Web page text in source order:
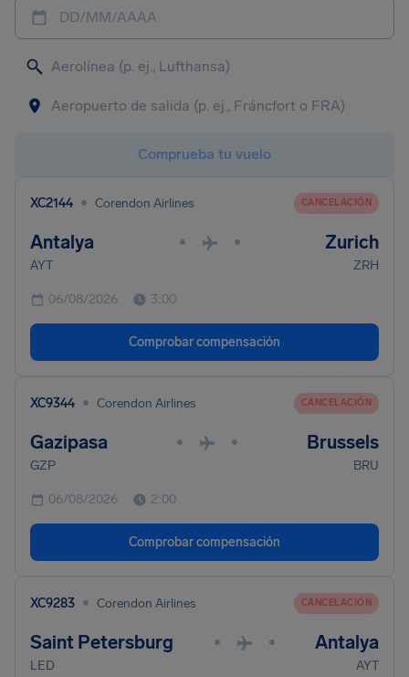
DD/MM/AAAA
Comprueba tu vuelo
XC2144 • Corendon Airlines CANCELACIÓN
Antalya • • Zurich
AYT ZRH
06/08/2026 3:00
Comprobar compensación
XC9344 • Corendon Airlines CANCELACIÓN
Gazipasa • • Brussels
GZP BRU
06/08/2026 2:00
Comprobar compensación
XC9283 • Corendon Airlines CANCELACIÓN
Saint Petersburg • • Antalya
LED AYT